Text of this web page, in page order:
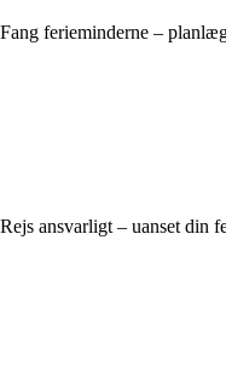
Fang ferieminderne –
Rejs ansvarligt – uanset din